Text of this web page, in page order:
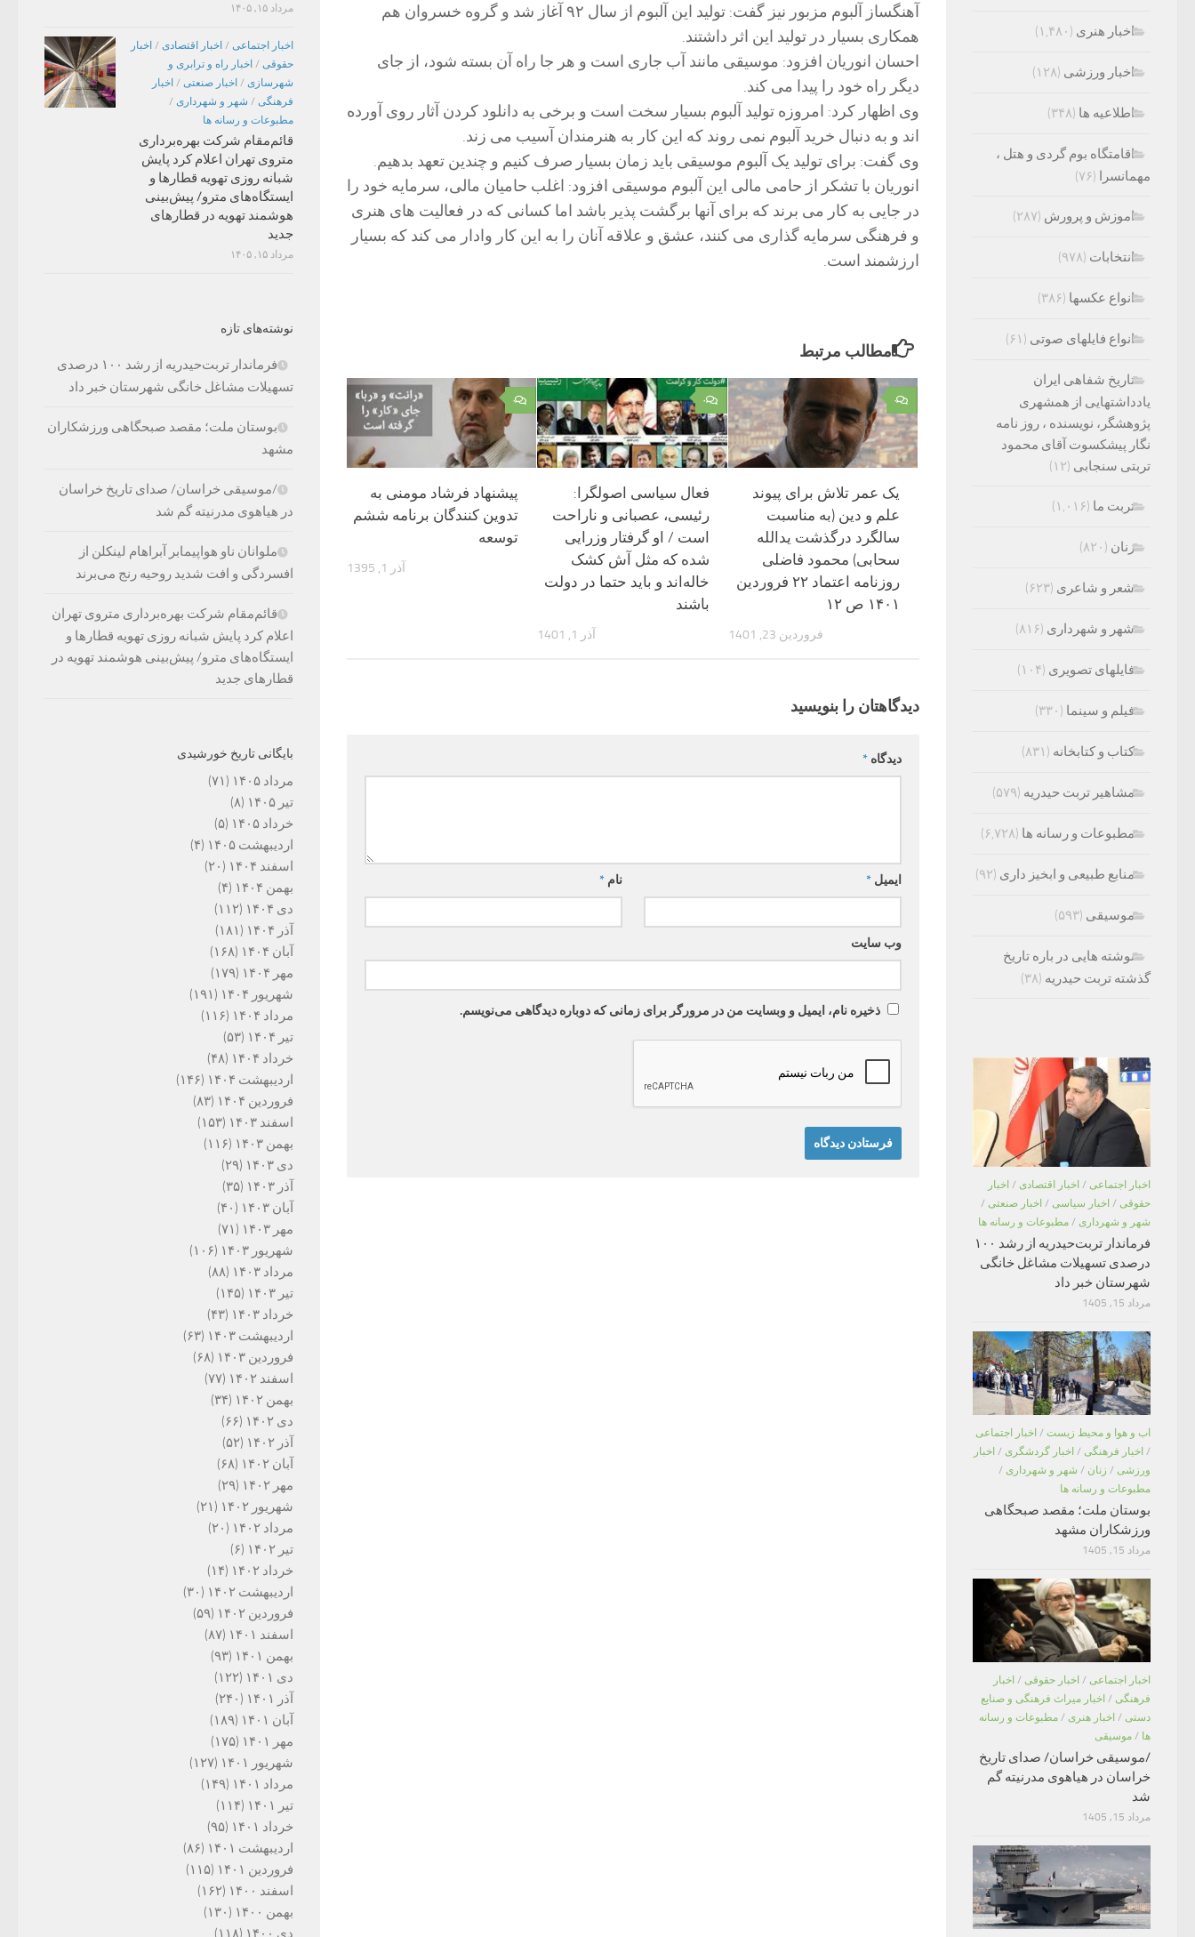
آهنگساز آلبوم مزبور نیز گفت: تولید این آلبوم از سال ۹۲ آغاز شد و گروه خسروان هم
همکاری بسیار در تولید این اثر داشتند.
احسان انوریان افزود: موسیقی مانند آب جاری است و هر جا راه آن بسته شود، از جای
دیگر راه خود را پیدا می کند.
وی اظهار کرد: امروزه تولید آلبوم بسیار سخت است و برخی به دانلود کردن آثار روی آورده
اند و به دنبال خرید آلبوم نمی ‌روند که این کار به هنرمندان آسیب می‌ زند.
وی گفت: برای تولید یک آلبوم موسیقی باید زمان بسیار صرف کنیم و چندین تعهد بدهیم.
انوریان با تشکر از حامی مالی این آلبوم موسیقی افزود: اغلب حامیان مالی، سرمایه خود را
در جایی به کار می ‌برند که برای آنها برگشت پذیر باشد اما کسانی که در فعالیت های هنری
و فرهنگی سرمایه گذاری می کنند، عشق و علاقه آنان را به این کار وادار می‌ کند که بسیار
ارزشمند است.
مطالب مرتبط
۰
پیشنهاد فرشاد مومنی به
تدوین کنندگان برنامه ششم
توسعه
آذر 1, 1395
۰
فعال سیاسی اصولگرا:
رئیسی، عصبانی و ناراحت
است / او گرفتار وزرایی
شده که مثل آش کشک
خاله‌اند و باید حتما در دولت
باشند
آذر 1, 1401
۰
یک عمر تلاش برای پیوند
علم و دین (به مناسبت
سالگرد درگذشت یدالله
سحابی) محمود فاضلی
روزنامه اعتماد ۲۲ فروردین
۱۴۰۱ ص ۱۲
فروردین 23, 1401
دیدگاهتان را بنویسید
دیدگاه *
نام* ایمیل *
وب‌ سایت
ذخیره نام، ایمیل و وبسایت من در مرورگر برای زمانی که دوباره دیدگاهی می‌نویسم.
مرداد ۱۵, ۱۴۰۵
اخبار اجتماعی / اخبار اقتصادی / اخبار
حقوقی / اخبار راه و ترابری و
شهرسازی / اخبار صنعتی / اخبار
فرهنگی / شهر و شهرداری /
مطبوعات و رسانه ها
قائم‌مقام شرکت بهره‌برداری
متروی تهران اعلام کرد پایش
شبانه روزی تهویه قطارها و
ایستگاه‌های مترو/ پیش‌بینی
هوشمند تهویه در قطارهای
جدید
مرداد ۱۵, ۱۴۰۵
نوشته‌های تازه
فرماندار تربت‌حیدریه از رشد ۱۰۰ درصدی
تسهیلات مشاغل خانگی شهرستان خبر داد
بوستان ملت؛ مقصد صبحگاهی ورزشکاران
مشهد
/موسیقی خراسان/ صدای تاریخ خراسان
در هیاهوی مدرنیته گم شد
ملوانان ناو هواپیمابر آبراهام لینکلن از
افسردگی و افت شدید روحیه رنج می‌برند
قائم‌مقام شرکت بهره‌برداری متروی تهران
اعلام کرد پایش شبانه روزی تهویه قطارها و
ایستگاه‌های مترو/ پیش‌بینی هوشمند تهویه در
قطارهای جدید
بایگانی تاریخ خورشیدی
مرداد ۱۴۰۵
(۷۱)
تیر ۱۴۰۵
(۸)
خرداد ۱۴۰۵
(۵)
اردیبهشت ۱۴۰۵
(۴)
اسفند ۱۴۰۴
(۲۰)
بهمن ۱۴۰۴
(۴)
دی ۱۴۰۴
(۱۱۲)
آذر ۱۴۰۴
(۱۸۱)
آبان ۱۴۰۴
(۱۶۸)
مهر ۱۴۰۴
(۱۷۹)
شهریور ۱۴۰۴
(۱۹۱)
مرداد ۱۴۰۴
(۱۱۶)
تیر ۱۴۰۴
(۵۳)
خرداد ۱۴۰۴
(۴۸)
اردیبهشت ۱۴۰۴
(۱۴۶)
فروردین ۱۴۰۴
(۸۳)
اسفند ۱۴۰۳
(۱۵۳)
بهمن ۱۴۰۳
(۱۱۶)
دی ۱۴۰۳
(۲۹)
آذر ۱۴۰۳
(۳۵)
آبان ۱۴۰۳
(۴۰)
مهر ۱۴۰۳
(۷۱)
شهریور ۱۴۰۳
(۱۰۶)
مرداد ۱۴۰۳
(۸۸)
تیر ۱۴۰۳
(۱۴۵)
خرداد ۱۴۰۳
(۴۳)
اردیبهشت ۱۴۰۳
(۶۳)
فروردین ۱۴۰۳
(۶۸)
اسفند ۱۴۰۲
(۷۷)
بهمن ۱۴۰۲
(۳۴)
دی ۱۴۰۲
(۶۶)
آذر ۱۴۰۲
(۵۲)
آبان ۱۴۰۲
(۶۸)
مهر ۱۴۰۲
(۲۹)
شهریور ۱۴۰۲
(۲۱)
مرداد ۱۴۰۲
(۲۰)
تیر ۱۴۰۲
(۶)
خرداد ۱۴۰۲
(۱۴)
اردیبهشت ۱۴۰۲
(۳۰)
فروردین ۱۴۰۲
(۵۹)
اسفند ۱۴۰۱
(۸۷)
بهمن ۱۴۰۱
(۹۳)
دی ۱۴۰۱
(۱۲۲)
آذر ۱۴۰۱
(۲۴۰)
آبان ۱۴۰۱
(۱۸۹)
مهر ۱۴۰۱
(۱۷۵)
شهریور ۱۴۰۱
(۱۲۷)
مرداد ۱۴۰۱
(۱۴۹)
تیر ۱۴۰۱
(۱۱۴)
خرداد ۱۴۰۱
(۹۵)
اردیبهشت ۱۴۰۱
(۸۶)
فروردین ۱۴۰۱
(۱۱۵)
اسفند ۱۴۰۰
(۱۶۲)
بهمن ۱۴۰۰
(۱۳۰)
دی ۱۴۰۰
(۱۱۸)
اخبار هنری (۱,۴۸۰)
اخبار ورزشی (۱۲۸)
اطلاعیه ها (۳۴۸)
اقامتگاه بوم گردی و هتل ،
مهمانسرا (۷۶)
اموزش و پرورش (۲۸۷)
انتخابات (۹۷۸)
انواع عکسها (۳۸۶)
انواع فایلهای صوتی (۶۱)
تاریخ شفاهی ایران
یادداشتهایی از همشهری
پژوهشگر، نویسنده ، روز نامه
نگار پیشکسوت آقای محمود
تربتی سنجابی (۱۲)
تربت ما (۱,۰۱۶)
زنان (۸۲۰)
شعر و شاعری (۶۲۳)
شهر و شهرداری (۸۱۶)
فایلهای تصویری (۱۰۴)
فیلم و سینما (۳۳۰)
کتاب و کتابخانه (۸۳۱)
مشاهیر تربت حیدریه (۵۷۹)
مطبوعات و رسانه ها (۶,۷۲۸)
منابع طبیعی و ابخیز داری (۹۲)
موسیقی (۵۹۳)
نوشته هایی در باره تاریخ
گذشته تربت حیدریه (۳۸)
اخبار اجتماعی / اخبار اقتصادی / اخبار
حقوقی / اخبار سیاسی / اخبار صنعتی /
شهر و شهرداری / مطبوعات و رسانه ها
فرماندار تربت‌حیدریه از رشد ۱۰۰
درصدی تسهیلات مشاغل خانگی
شهرستان خبر داد
مرداد 15, 1405
اب و هوا و محیط زیست / اخبار اجتماعی
/ اخبار فرهنگی / اخبار گردشگری / اخبار
ورزشی / زنان / شهر و شهرداری /
مطبوعات و رسانه ها
بوستان ملت؛ مقصد صبحگاهی
ورزشکاران مشهد
مرداد 15, 1405
اخبار اجتماعی / اخبار حقوقی / اخبار
فرهنگی / اخبار میراث فرهنگی و صنایع
دستی / اخبار هنری / مطبوعات و رسانه
ها / موسیقی
/موسیقی خراسان/ صدای تاریخ
خراسان در هیاهوی مدرنیته گم
شد
مرداد 15, 1405